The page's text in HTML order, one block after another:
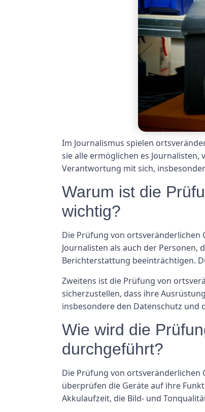
Im Journalismus spielen
sie alle ermöglichen es
Verantwortung mit sich,
Warum ist die
wichtig?
Die Prüfung von ortsveränderlichen
Journalisten als auch der
Berichterstattung beeinträchtigen.
Zweitens ist die Prüfung von
sicherzustellen, dass ihre
insbesondere den Datenschutz und
Wie wird die
durchgeführt?
Die Prüfung von ortsveränderlichen
überprüfen die Geräte auf ihre
Akkulaufzeit, die Bild- und